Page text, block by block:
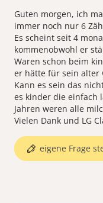
Guten morgen, ich
immer noch nur 6
Es scheint seit 4
kommenobwohl er
Waren schon beim
er hätte für sein alter
Kann es sein das
es kinder die einfach
Jahren weren alle
Vielen Dank und LG
eigene Frage